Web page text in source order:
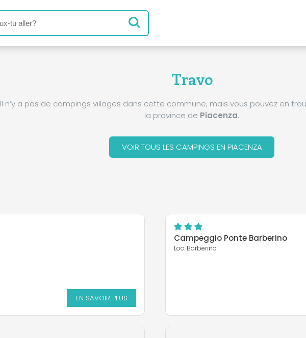
Travo
Il n’y a pas de campings villages dans cette commune, mais vous pouvez en
la province de Piacenza.
VOIR TOUS LES CAMPINGS EN PIACENZA
EN SAVOIR PLUS
Campeggio Ponte Barberino
Loc. Barberino